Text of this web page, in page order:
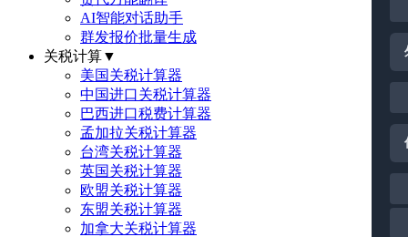
AI智能对话助手
群发报价批量生成
关税计算▼
美国关税计算器
中国进口关税计算器
巴西进口税费计算器
孟加拉关税计算器
台湾关税计算器
英国关税计算器
欧盟关税计算器
东盟关税计算器
加拿大关税计算器